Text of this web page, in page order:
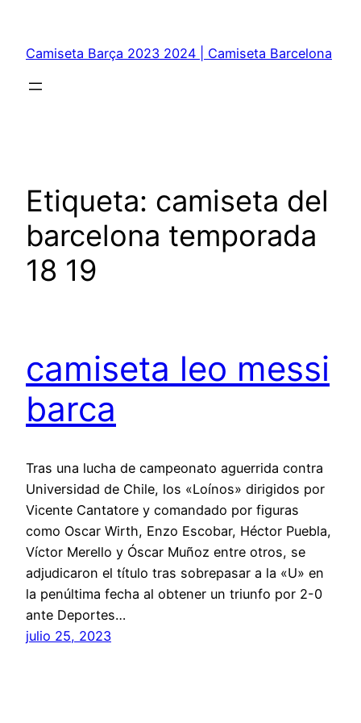
contenido
Camiseta Barça 2023 2024 | Camiseta Barcelona
Etiqueta: camiseta del
barcelona temporada
18 19
camiseta leo messi
barca
Tras una lucha de campeonato aguerrida contra
Universidad de Chile, los «Loínos» dirigidos por
Vicente Cantatore y comandado por figuras
como Oscar Wirth, Enzo Escobar, Héctor Puebla,
Víctor Merello y Óscar Muñoz entre otros, se
adjudicaron el título tras sobrepasar a la «U» en
la penúltima fecha al obtener un triunfo por 2-0
ante Deportes…
julio 25, 2023